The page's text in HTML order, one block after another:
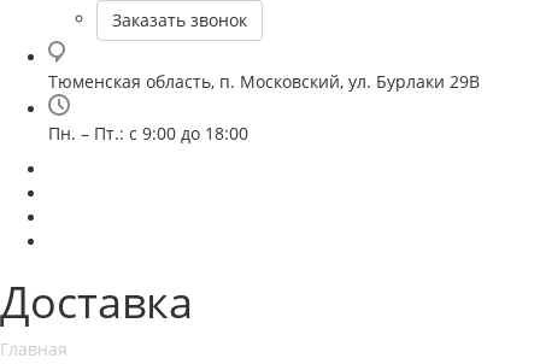
Заказать звонок
Тюменская область, п. Московский, ул. Бурлаки 29В
Пн. – Пт.: с 9:00 до 18:00
Доставка
Главная